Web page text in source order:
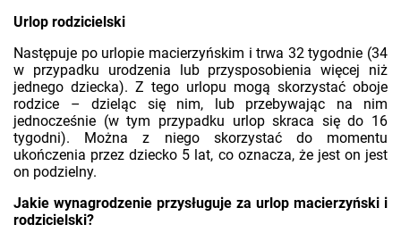
Urlop rodzicielski
Następuje po urlopie macierzyńskim i trwa 32 tygodnie (34
w przypadku urodzenia lub przysposobienia więcej niż
jednego dziecka). Z tego urlopu mogą skorzystać oboje
rodzice – dzieląc się nim, lub przebywając na nim
jednocześnie (w tym przypadku urlop skraca się do 16
tygodni). Można z niego skorzystać do momentu
ukończenia przez dziecko 5 lat, co oznacza, że jest on jest
on podzielny.
Jakie wynagrodzenie przysługuje za urlop macierzyński i
rodzicielski?